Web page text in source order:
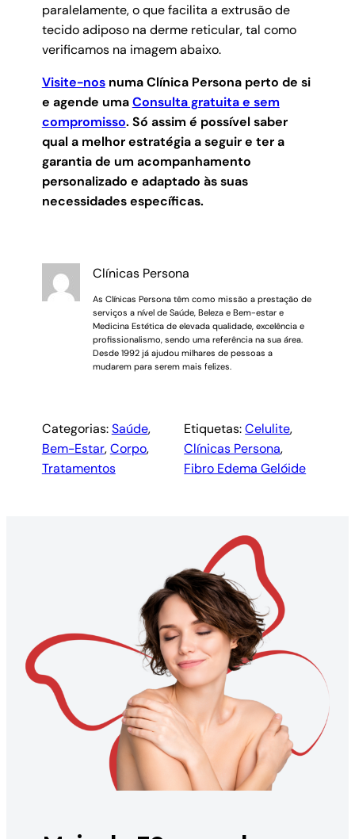
paralelamente, o que facilita a extrusão de
tecido adiposo na derme reticular, tal como
verificamos na imagem abaixo.
Visite-nosnuma Clínica Persona perto de si
e agende umaConsulta gratuita e sem
compromisso. Só assim é possível saber
qual a melhor estratégia a seguir e ter a
garantia de um acompanhamento
personalizado e adaptado às suas
necessidades específicas.
Clínicas Persona
As Clínicas Persona têm como missão a prestação de
serviços a nível de Saúde, Beleza e Bem-estar e
Medicina Estética de elevada qualidade, excelência e
profissionalismo, sendo uma referência na sua área.
Desde 1992 já ajudou milhares de pessoas a
mudarem para serem mais felizes.
Categorias:Saúde,
Bem-Estar, Corpo,
Tratamentos
Etiquetas:Celulite
Clínicas Persona
Fibro Edema Gelóide